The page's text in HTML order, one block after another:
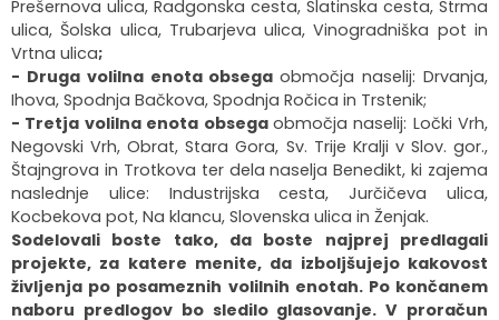
Prešernova ulica, Radgonska cesta, Slatinska cesta, Strma
ulica, Šolska ulica, Trubarjeva ulica, Vinogradniška pot in
Vrtna ulica;
- Druga volilna enota obsegaobmočja naselij: Drvanja,
Ihova, Spodnja Bačkova, Spodnja Ročica in Trstenik;
- Tretja volilna enota obsega območja naselij: Ločki Vrh,
Negovski Vrh, Obrat, Stara Gora, Sv. Trije Kralji v Slov. gor.,
Štajngrova in Trotkova ter dela naselja Benedikt, ki zajema
naslednje ulice: Industrijska cesta, Jurčičeva ulica,
Kocbekova pot, Na klancu, Slovenska ulica in Ženjak.
Sodelovali boste tako, da boste najprej predlagali
projekte, za katere menite, da izboljšujejo kakovost
življenja po posameznih volilnih enotah. Po končanem
naboru predlogov bo sledilo glasovanje. V proračun